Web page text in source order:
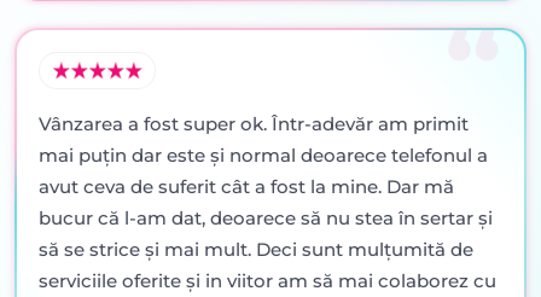
Vânzarea a fost super ok. Într-adevăr am primit
mai puţin dar este şi normal deoarece telefonul a
avut ceva de suferit cât a fost la mine. Dar mă
bucur că l-am dat, deoarece să nu stea în sertar şi
să se strice şi mai mult. Deci sunt mulţumită de
serviciile oferite şi in viitor am să mai colaborez cu